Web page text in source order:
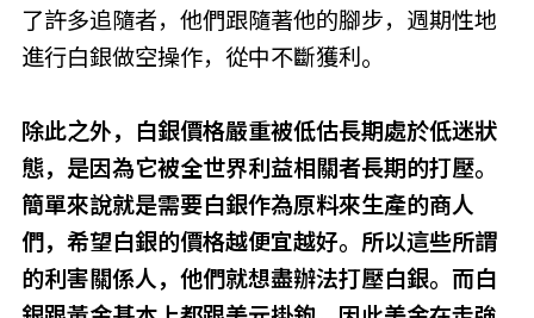
了許多追隨者，他們跟隨著他的腳步，週期性地
進行白銀做空操作，從中不斷獲利。
除此之外，白銀價格嚴重被低估長期處於低迷狀
態，是因為它被全世界利益相關者長期的打壓。
簡單來說就是需要白銀作為原料來生產的商人
們，希望白銀的價格越便宜越好。所以這些所謂
的利害關係人，他們就想盡辦法打壓白銀。而白